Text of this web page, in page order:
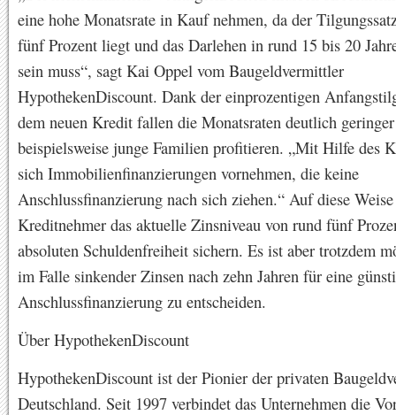
eine hohe Monatsrate in Kauf nehmen, da der
fünf Prozent liegt und das Darlehen in rund 15 bis 20
sein muss“, sagt Kai Oppel vom Baugeldvermittler
HypothekenDiscount. Dank der einprozentigen
dem neuen Kredit fallen die Monatsraten deutlich
beispielsweise junge Familien profitieren. „Mit Hilfe des
sich Immobilienfinanzierungen vornehmen, die keine
Anschlussfinanzierung nach sich ziehen.“ Auf diese
Kreditnehmer das aktuelle Zinsniveau von rund fünf
absoluten Schuldenfreiheit sichern. Es ist aber trotzdem
im Falle sinkender Zinsen nach zehn Jahren für eine
Anschlussfinanzierung zu entscheiden.
Über HypothekenDiscount
HypothekenDiscount ist der Pionier der privaten
Deutschland. Seit 1997 verbindet das Unternehmen die